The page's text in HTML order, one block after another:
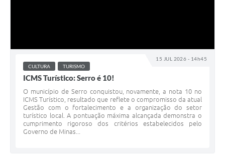
15 JUL 2026 - 14h45
CULTURA TURISMO
ICMS Turístico: Serro é 10!
O município de Serro conquistou, novamente, a nota 10 no
ICMS Turístico, resultado que reflete o compromisso da atual
Gestão com o fortalecimento e a organização do setor
turístico local. A pontuação máxima alcançada demonstra o
cumprimento rigoroso dos critérios estabelecidos pelo
Governo de Minas...